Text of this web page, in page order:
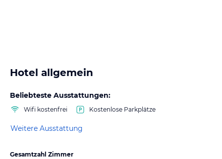
Hotel allgemein
Beliebteste Ausstattungen:
Wifi kostenfrei Kostenlose Parkplätze
Weitere Ausstattung
Gesamtzahl Zimmer